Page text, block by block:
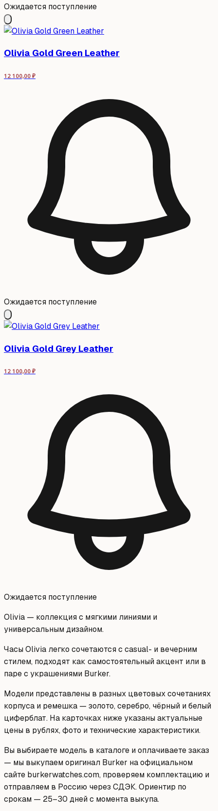
Ожидается поступление
Olivia Gold Green Leather
12 100,00 ₽
Ожидается поступление
Olivia Gold Grey Leather
12 100,00 ₽
Ожидается поступление
Olivia — коллекция с мягкими линиями и
универсальным дизайном.
Часы Olivia легко сочетаются с casual- и вечерним
стилем, подходят как самостоятельный акцент или в
паре с украшениями Burker.
Модели представлены в разных цветовых сочетаниях
корпуса и ремешка — золото, серебро, чёрный и белый
циферблат. На карточках ниже указаны актуальные
цены в рублях, фото и технические характеристики.
Вы выбираете модель в каталоге и оплачиваете заказ
— мы выкупаем оригинал Burker на официальном
сайте burkerwatches.com, проверяем комплектацию и
отправляем в Россию через СДЭК. Ориентир по
срокам — 25–30 дней с момента выкупа.